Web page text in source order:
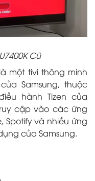
Cũ
là một tivi thông minh
Samsung, thuộc
hành Tizen của
cập vào các ứng
Spotify và nhiều ứng
của Samsung.